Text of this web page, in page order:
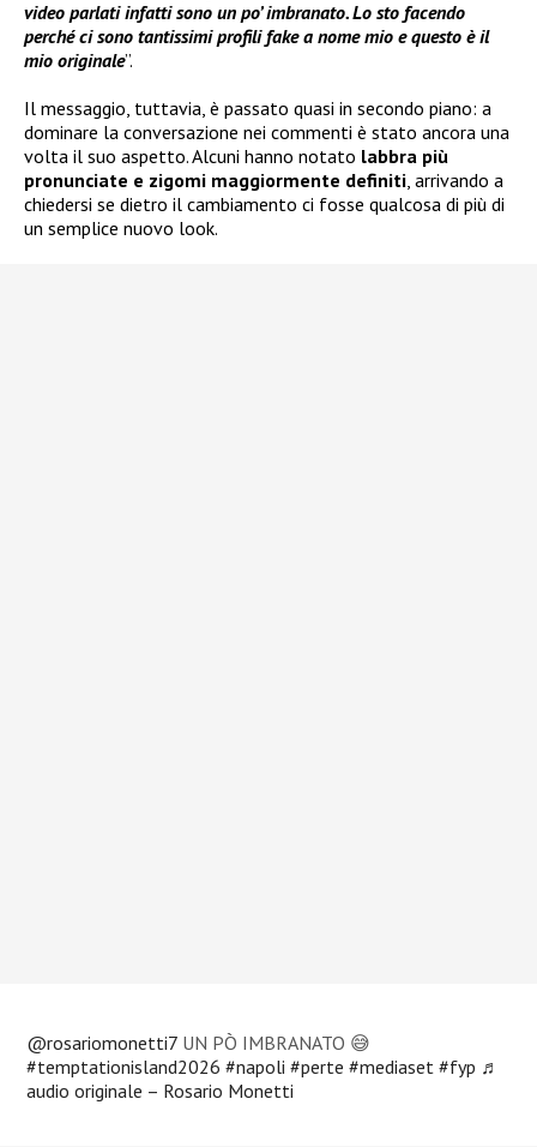
video parlati infatti sono un po’ imbranato. Lo sto facendo
perché ci sono tantissimi profili fake a nome mio e questo è il
mio originale”.
Il messaggio, tuttavia, è passato quasi in secondo piano: a
dominare la conversazione nei commenti è stato ancora una
volta il suo aspetto. Alcuni hanno notato labbra più
pronunciate e zigomi maggiormente definiti , arrivando a
chiedersi se dietro il cambiamento ci fosse qualcosa di più di
un semplice nuovo look.
@rosariomonetti7 UN PÒ IMBRANATO 😅
#temptationisland2026 #napoli #perte #mediaset #fyp ♬
audio originale – Rosario Monetti